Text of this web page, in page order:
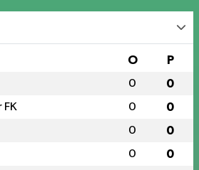
O P
0 0
FK 0 0
0 0
0 0